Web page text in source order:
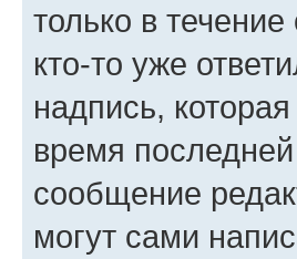
только в
кто-то уже
надпись,
время
сообщение
могут сами